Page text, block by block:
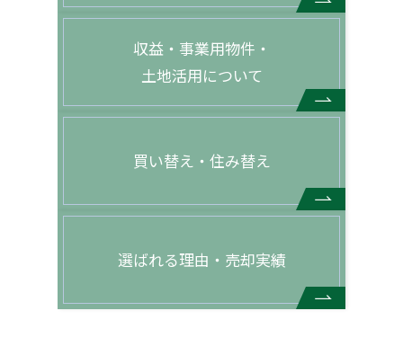
収益・事業用物件・
土地活用について
買い替え・住み替え
選ばれる理由・売却実績